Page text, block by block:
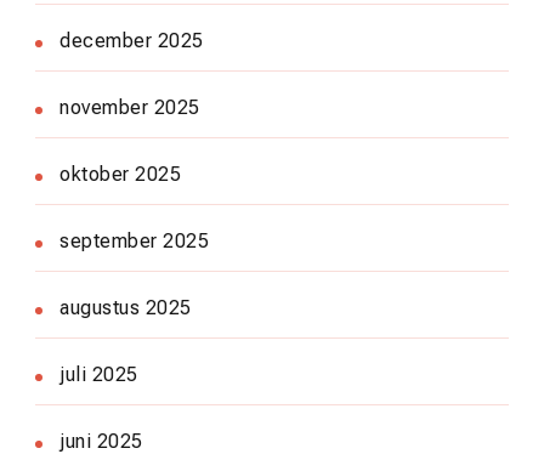
december 2025
november 2025
oktober 2025
september 2025
augustus 2025
juli 2025
juni 2025